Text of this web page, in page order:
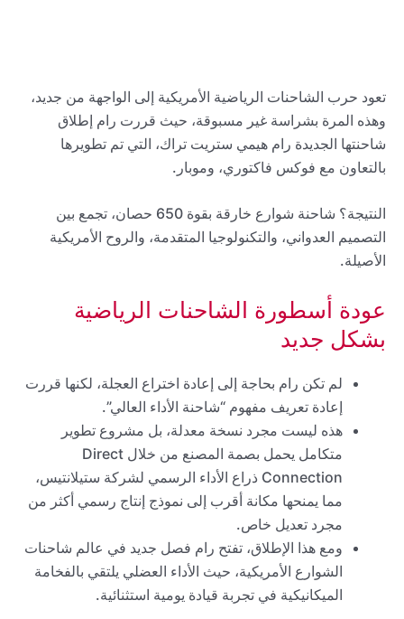
تعود حرب الشاحنات الرياضية الأمريكية إلى الواجهة من جديد،
وهذه المرة بشراسة غير مسبوقة، حيث قررت رام إطلاق
شاحنتها الجديدة رام هيمي ستريت تراك، التي تم تطويرها
بالتعاون مع فوكس فاكتوري، وموبار.
النتيجة؟ شاحنة شوارع خارقة بقوة 650 حصان، تجمع بين
التصميم العدواني، والتكنولوجيا المتقدمة، والروح الأمريكية
الأصيلة.
عودة أسطورة الشاحنات الرياضية
بشكل جديد
لم تكن رام بحاجة إلى إعادة اختراع العجلة، لكنها قررت
إعادة تعريف مفهوم “شاحنة الأداء العالي”.
هذه ليست مجرد نسخة معدلة، بل مشروع تطوير
متكامل يحمل بصمة المصنع من خلال Direct
Connection ذراع الأداء الرسمي لشركة ستيلانتيس،
مما يمنحها مكانة أقرب إلى نموذج إنتاج رسمي أكثر من
مجرد تعديل خاص.
ومع هذا الإطلاق، تفتح رام فصل جديد في عالم شاحنات
الشوارع الأمريكية، حيث الأداء العضلي يلتقي بالفخامة
الميكانيكية في تجربة قيادة يومية استثنائية.